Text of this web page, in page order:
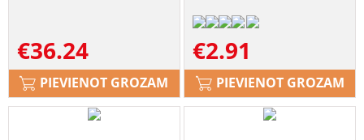
€36.24
PIEVIENOT GROZAM
€2.91
PIEVIENOT GROZAM